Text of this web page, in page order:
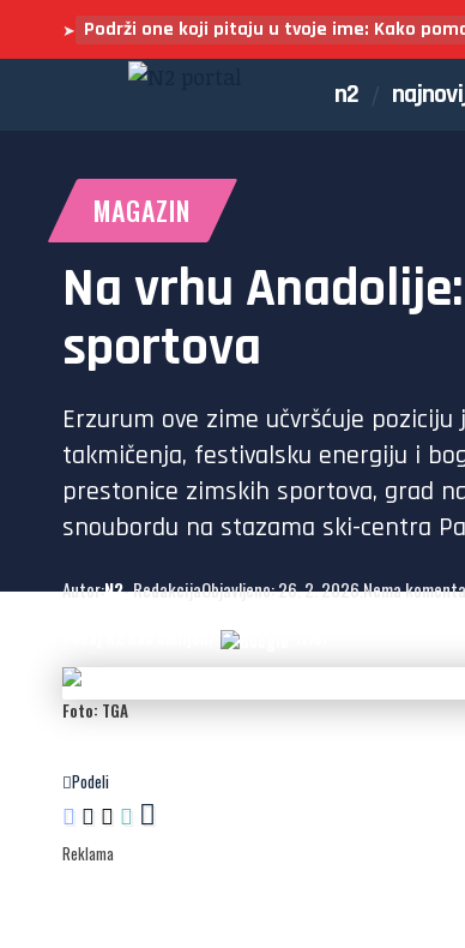
➤ Podrži one koji pitaju u tvoje ime: Kako
n2
MAGAZIN
Na vrhu
sportova
Erzurum ove zime učvršćuje
takmičenja, festivalsku energiju i
prestonice zimskih sportova, grad
snoubordu na stazama ski-centra
Autor:N2- RedakcijaObjavljeno: 26. 2. 2026.Nema
Foto: TGA
Podeli
Reklama